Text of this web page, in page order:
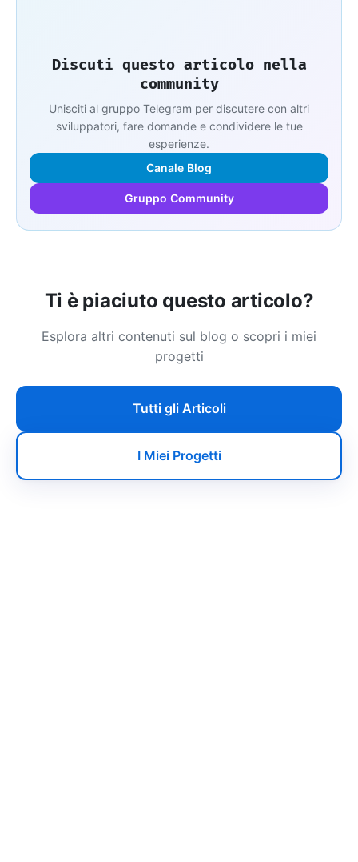
Discuti questo articolo nella
community
Unisciti al gruppo Telegram per discutere con altri
sviluppatori, fare domande e condividere le tue
esperienze.
Canale Blog
Gruppo Community
Ti è piaciuto questo articolo?
Esplora altri contenuti sul blog o scopri i miei
progetti
Tutti gli Articoli
I Miei Progetti